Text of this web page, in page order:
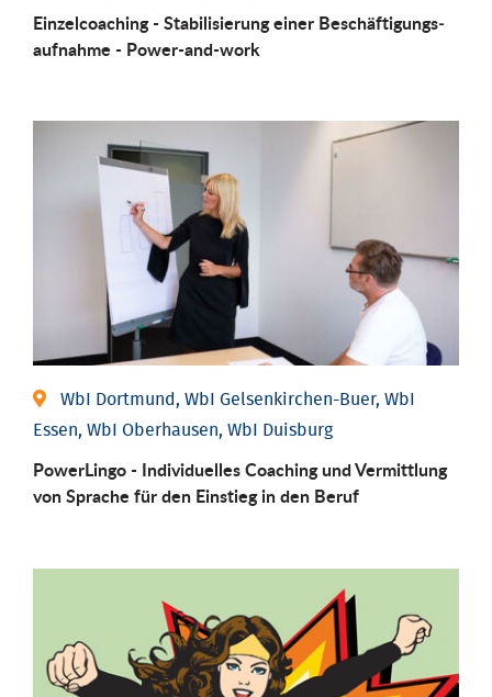
Einzel­coaching - Stabili­sierung einer Be­schäftigungs­
aufnahme - Power-and-work
WbI Dortmund, WbI Gelsenkirchen-Buer, WbI
Essen, WbI Oberhausen, WbI Duisburg
PowerLingo - Individuelles Coaching und Vermittlung
von Sprache für den Einstieg in den Beruf